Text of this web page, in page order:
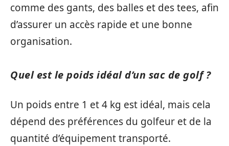
comme des gants, des balles et des tees, afin
d’assurer un accès rapide et une bonne
organisation.
Quel est le poids idéal d’un sac de golf ?
Un poids entre 1 et 4 kg est idéal, mais cela
dépend des préférences du golfeur et de la
quantité d’équipement transporté.